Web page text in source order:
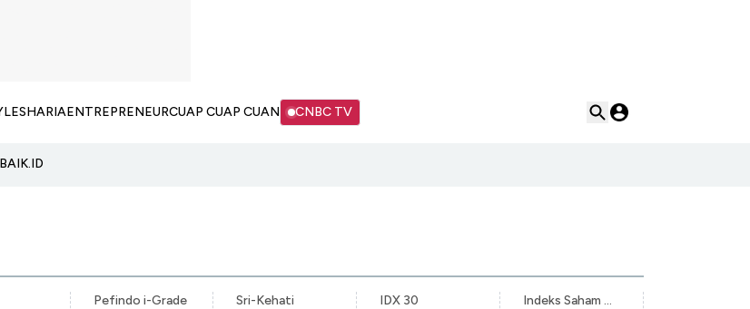
SHARIAENTREPRENEURCUAP CUAP CUAN CNBC TV
Pefindo i-Grade
Sri-Kehati
IDX 30
Indeks Saham Syariah Indonesia